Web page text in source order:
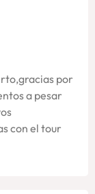
por
a pesar
con el tour